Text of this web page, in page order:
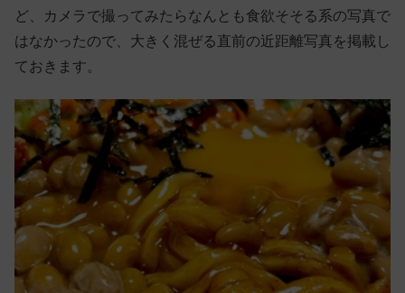
ど、カメラで撮ってみたらなんとも食欲そそる系の写真で
はなかったので、大きく混ぜる直前の近距離写真を掲載し
ておきます。